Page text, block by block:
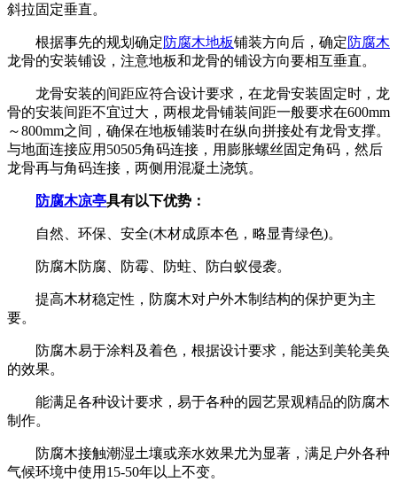
斜拉固定垂直。
根据事先的规划确定防腐木地板铺装方向后，确定防腐木
龙骨的安装铺设，注意地板和龙骨的铺设方向要相互垂直。
龙骨安装的间距应符合设计要求，在龙骨安装固定时，龙
骨的安装间距不宜过大，两根龙骨铺装间距一般要求在600mm
～800mm之间，确保在地板铺装时在纵向拼接处有龙骨支撑。
与地面连接应用50505角码连接，用膨胀螺丝固定角码，然后
龙骨再与角码连接，两侧用混凝土浇筑。
防腐木凉亭具有以下优势：
自然、环保、安全(木材成原本色，略显青绿色)。
防腐木防腐、防霉、防蛀、防白蚁侵袭。
提高木材稳定性，防腐木对户外木制结构的保护更为主
要。
防腐木易于涂料及着色，根据设计要求，能达到美轮美奂
的效果。
能满足各种设计要求，易于各种的园艺景观精品的防腐木
制作。
防腐木接触潮湿土壤或亲水效果尤为显著，满足户外各种
气候环境中使用15-50年以上不变。